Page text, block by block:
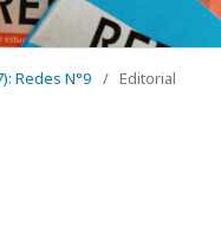
Redes N°9 / Editorial